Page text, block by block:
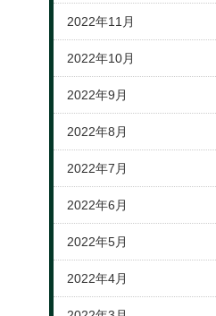
2022年11月
2022年10月
2022年9月
2022年8月
2022年7月
2022年6月
2022年5月
2022年4月